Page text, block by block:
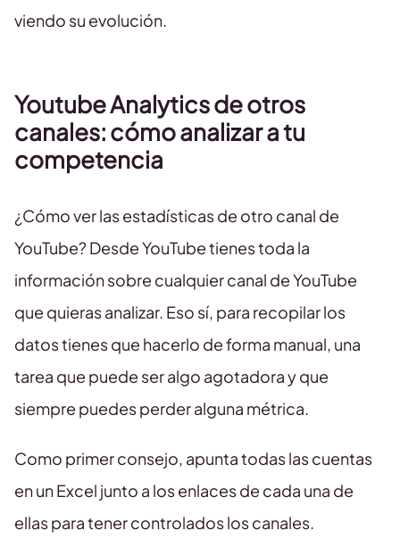
viendo su evolución.
Youtube Analytics de otros
canales: cómo analizar a tu
competencia
¿Cómo ver las estadísticas de otro canal de
YouTube? Desde YouTube tienes toda la
información sobre cualquier canal de YouTube
que quieras analizar. Eso sí, para recopilar los
datos tienes que hacerlo de forma manual, una
tarea que puede ser algo agotadora y que
siempre puedes perder alguna métrica.
Como primer consejo, apunta todas las cuentas
en un Excel junto a los enlaces de cada una de
ellas para tener controlados los canales.